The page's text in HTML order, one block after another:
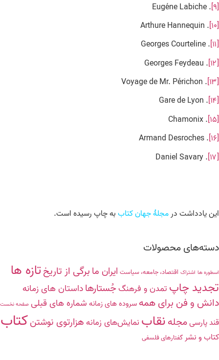
[۹] . Eugéne Labiche
[۱۰]
. Arthure Hannequin
[۱۱] . Georges Courteline
[۱۲]
. Georges Feydeau
[۱۳]
. Voyage de Mr. Périchon
[۱۴]
. Gare de Lyon
[۱۵]
. Chamonix
[۱۶]
. Armand Desroches
[۱۷]
. Daniel Savary
این یادداشت درمجلۀ جهان کتاببه چاپ رسیده است.
دسته‌های محصولات
اسطوره ها اشتراک اقتصاد، جامعه، سیاست ایران ما برگی از تاریختازه ها
تجدید چاپ تمدن و فرهنگجُستارهاداستان های زمانه
دانش‌ و ‌فن‌ براى همه سروده ‏هاى زمانه شماره های قبلی صفحه نخست
قند پارسیمجلهنقاب نمایش‌های زمانههزارتوی نوشتنکتاب
کتاب و نشر گفتارهاى فلسفى